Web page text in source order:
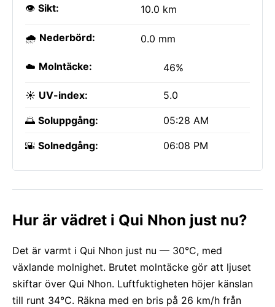
👁️ Sikt: 10.0 km
🌧️ Nederbörd: 0.0 mm
☁️ Molntäcke: 46%
☀️ UV-index: 5.0
🌅 Soluppgång: 05:28 AM
🌇 Solnedgång: 06:08 PM
Hur är vädret i Qui Nhon just nu?
Det är varmt i Qui Nhon just nu — 30°C, med
växlande molnighet. Brutet molntäcke gör att ljuset
skiftar över Qui Nhon. Luftfuktigheten höjer känslan
till runt 34°C. Räkna med en bris på 26 km/h från